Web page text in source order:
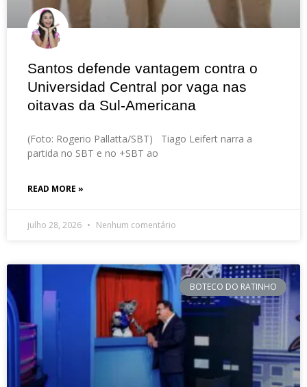
Santos defende vantagem contra o
Universidad Central por vaga nas
oitavas da Sul-Americana
(Foto: Rogerio Pallatta/SBT) Tiago Leifert narra a
partida no SBT e no +SBT ao
READ MORE »
julho 28, 2026 Nenhum comentário
BOTECO DO RATINHO